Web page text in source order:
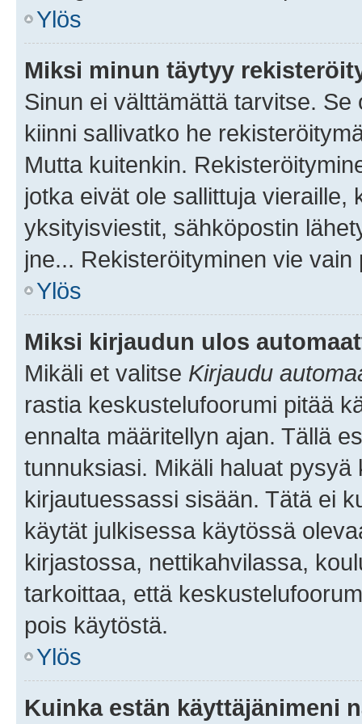
Ylös
Miksi minun täytyy
Sinun ei välttämättä tarvitse.
kiinni sallivatko he
Mutta kuitenkin.
jotka eivät ole sallittuja vieraille,
yksityisviestit, sähköpostin
jne... Rekisteröityminen vie
Ylös
Miksi kirjaudun ulos
Mikäli et valitse Kirjaudu
rastia keskustelufoorumi pitää
ennalta määritellyn ajan. Tällä
tunnuksiasi. Mikäli haluat
kirjautuessassi sisään. Tätä ei
käytät julkisessa käytössä
kirjastossa, nettikahvilassa,
tarkoittaa, että
pois käytöstä.
Ylös
Kuinka estän käyttäjänimeni